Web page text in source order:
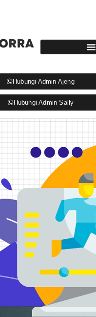
Hubungi Admin Ajeng
Hubungi Admin Sally